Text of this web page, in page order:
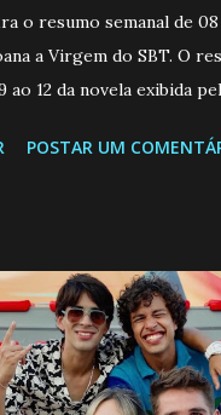
o resumo semanal de 08
a Virgem do SBT. O
12 da novela exibida
do SBT de 08/
que ele demonstrou
desejou durante toda
Gabriel e imagina
conseguir seduzi-
POSTAR UM